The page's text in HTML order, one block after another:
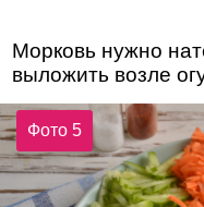
Морковь нужно
выложить возле
Фото 5